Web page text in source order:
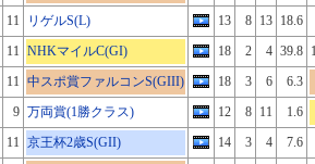
11 リゲルS(L) 13 8 13 18.6
11 NHKマイルC(GI) 18 2 4 39.8
11 中スポ賞ファルコンS(GIII) 18 3 6
6.3
9 万両賞(1勝クラス) 12 8 11
1.6
11 京王杯2歳S(GII) 14 3 4
7.6